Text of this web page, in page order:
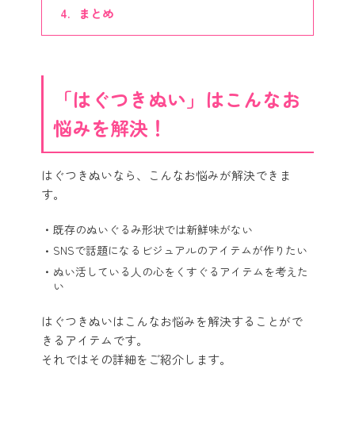
まとめ
「はぐつきぬい」はこんなお
悩みを解決！
はぐつきぬいなら、こんなお悩みが解決できま
す。
既存のぬいぐるみ形状では新鮮味がない
SNSで話題になるビジュアルのアイテムが作りたい
ぬい活している人の心をくすぐるアイテムを考えた
い
はぐつきぬいはこんなお悩みを解決することがで
きるアイテムです。
それではその詳細をご紹介します。